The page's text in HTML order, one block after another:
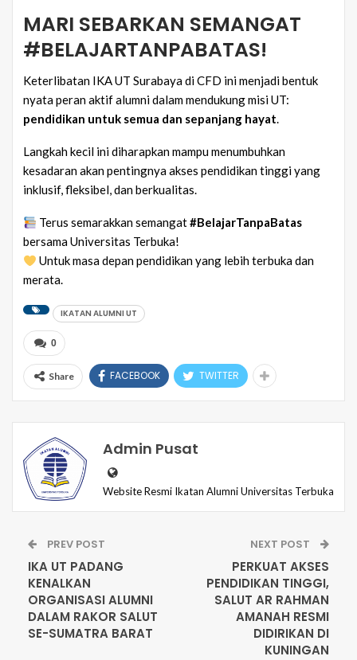
MARI SEBARKAN SEMANGAT
#BELAJARTANPABATAS!
Keterlibatan IKA UT Surabaya di CFD ini menjadi bentuk
nyata peran aktif alumni dalam mendukung misi UT:
pendidikan untuk semua dan sepanjang hayat.
Langkah kecil ini diharapkan mampu menumbuhkan
kesadaran akan pentingnya akses pendidikan tinggi yang
inklusif, fleksibel, dan berkualitas.
Terus semarakkan semangat#BelajarTanpaBatas
bersama Universitas Terbuka!
Untuk masa depan pendidikan yang lebih terbuka dan
merata.
IKATAN ALUMNI UT
0
Share FACEBOOK TWITTER
Admin Pusat
Website Resmi Ikatan Alumni Universitas Terbuka
PREV POST
IKA UT PADANG
KENALKAN
ORGANISASI ALUMNI
DALAM RAKOR SALUT
SE-SUMATRA BARAT
NEXT POST
PERKUAT AKSES
PENDIDIKAN TINGGI,
SALUT AR RAHMAN
AMANAH RESMI
DIDIRIKAN DI
KUNINGAN